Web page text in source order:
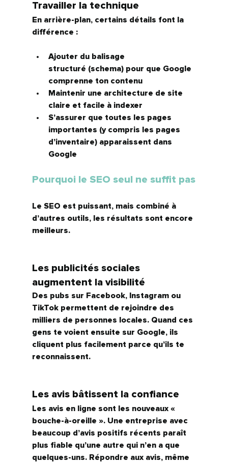
Travailler la technique
En arrière-plan, certains détails font la
différence :
Ajouter du balisage
structuré (schema) pour que Google
comprenne ton contenu
Maintenir une architecture de site
claire et facile à indexer
S’assurer que toutes les pages
importantes (y compris les pages
d’inventaire) apparaissent dans
Google
Pourquoi le SEO seul ne suffit pas
Le SEO est puissant, mais combiné à
d’autres outils, les résultats sont encore
meilleurs.
Les publicités sociales
augmentent la visibilité
Des pubs sur Facebook, Instagram ou
TikTok permettent de rejoindre des
milliers de personnes locales. Quand ces
gens te voient ensuite sur Google, ils
cliquent plus facilement parce qu’ils te
reconnaissent.
Les avis bâtissent la confiance
Les avis en ligne sont les nouveaux «
bouche-à-oreille ». Une entreprise avec
beaucoup d’avis positifs récents paraît
plus fiable qu’une autre qui n’en a que
quelques-uns. Répondre aux avis, même